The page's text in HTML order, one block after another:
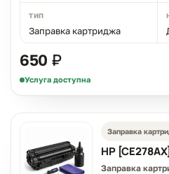
ТИП
Заправка картриджа
650 ₽
Услуга доступна
Заправка
HP [CE278AX]
Заправка
Чем можем